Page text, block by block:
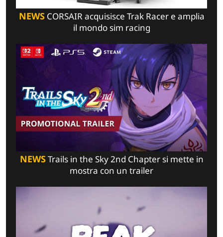
NEWSCORSAIR acquisisce Trak Racer e amplia
il mondo sim racing
NEWSTrails in the Sky 2nd Chapter si mette in
mostra con un trailer